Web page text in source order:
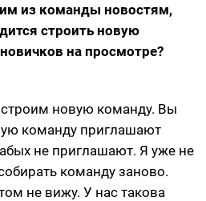
из команды новостям,
строить новую
на просмотре?
новую команду. Вы
команду приглашают
не приглашают. Я уже не
команду заново.
не вижу. У нас такова